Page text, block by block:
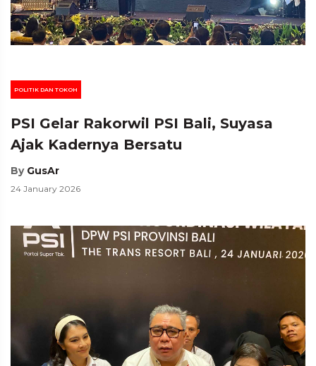
POLITIK DAN TOKOH
PSI Gelar Rakorwil PSI Bali, Suyasa
Ajak Kadernya Bersatu
By GusAr
24 January 2026